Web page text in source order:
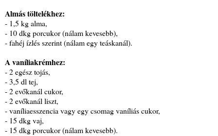
Almás töltelékhez:
- 1,5 kg alma,
- 10 dkg porcukor (nálam kevesebb),
- fahéj ízlés szerint (nálam egy teáskanál).
A vaníliakrémhez:
- 2 egész tojás,
- 3,5 dl tej,
- 2 evőkanál cukor,
- 2 evőkanál liszt,
- vaníliaesszencia vagy egy csomag vaníliás cukor,
- 15 dkg vaj,
- 15 dkg porcukor (nálam kevesebb).